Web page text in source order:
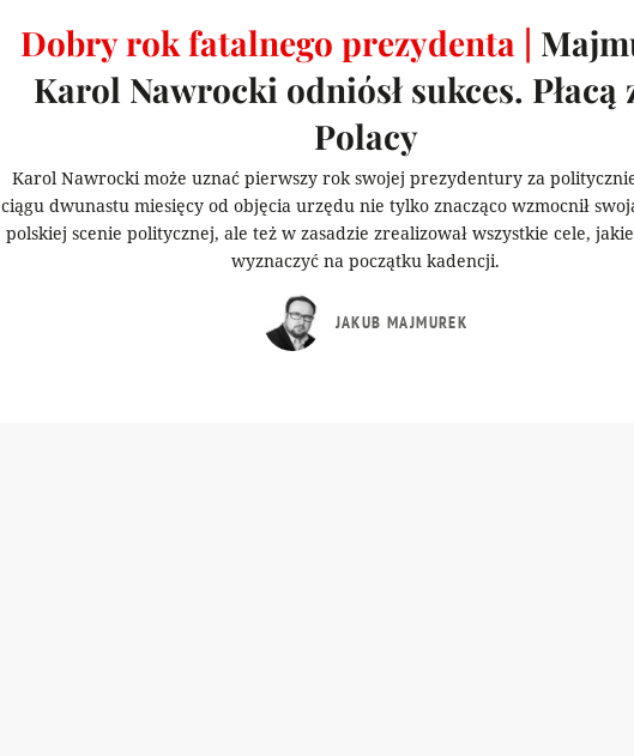
Dobry rok fatalnego prezydenta |
Karol Nawrocki odniósł sukces. Płacą
Polacy
Karol Nawrocki może uznać pierwszy rok swojej prezydentury za
ciągu dwunastu miesięcy od objęcia urzędu nie tylko znacząco wzmocnił
polskiej scenie politycznej, ale też w zasadzie zrealizował wszystkie cele,
wyznaczyć na początku kadencji.
JAKUB MAJMUREK